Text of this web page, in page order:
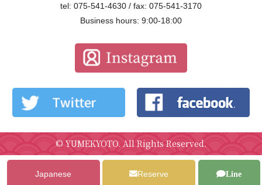
tel: 075-541-4630 / fax: 075-541-3170
Business hours: 9:00-18:00
© YUMEKYOTO. All Rights Reserved.
Japanese Reserve Line